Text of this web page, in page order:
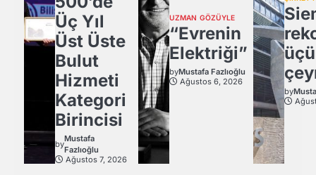
Üç Yıl
Üst Üste
Bulut
Hizmeti
Kategori
Birincisi
by
Mustafa
Fazlıoğlu
Ağustos 7, 2026
UZMAN GÖZÜYLE
“Evrenin
Elektriği”
byMustafa Fazlıoğlu
Ağustos 6, 2026
by